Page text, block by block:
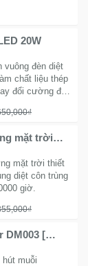
20W
vuông đèn diệt
chất liệu thép
đổi cường độ
mặt trời
mặt trời thiết
diệt côn trùng
giờ.
DM003 [
muỗi